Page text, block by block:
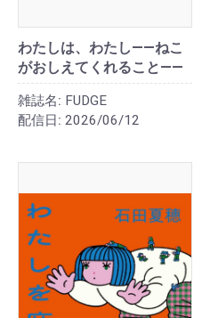
わたしは、わたし――ねこ
がおしえてくれること――
雑誌名: FUDGE
配信日: 2026/06/12